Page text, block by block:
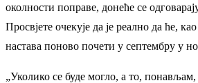
околности поправе, донеће се
Просвјете очекује да је реално да ће,
настава поново почети у септембру у
„Уколико се буде могло, а то, понављам,